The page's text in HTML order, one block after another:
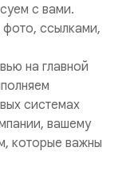
с вами.
ссылками,
на главной
системах
вашему
которые важны